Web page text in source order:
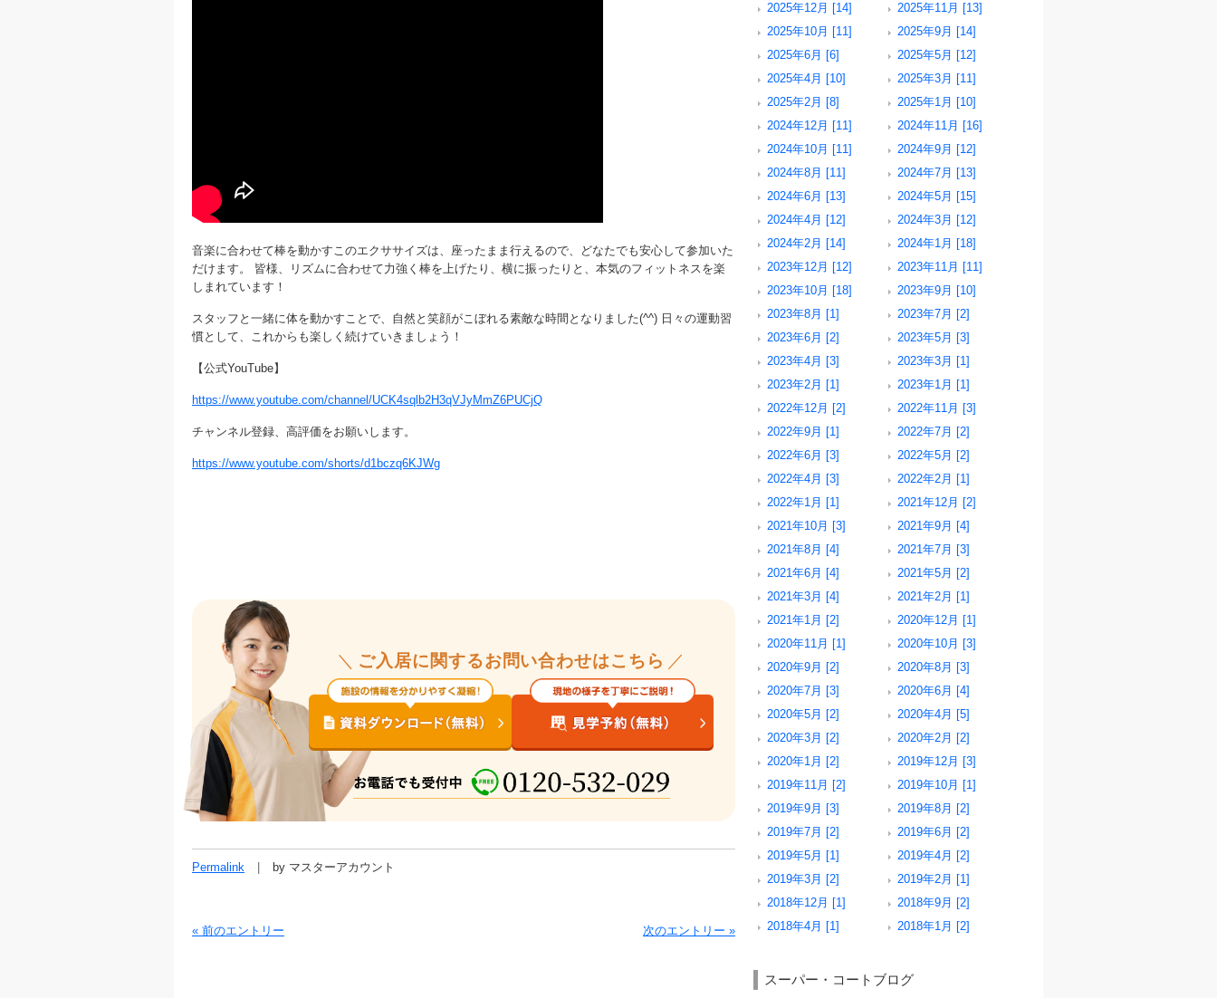
音楽に合わせて棒を動かすこのエクササイズは、座ったまま行えるので、どなたでも安心して参加いた
だけます。 皆様、リズムに合わせて力強く棒を上げたり、横に振ったりと、本気のフィットネスを楽
しまれています！
スタッフと一緒に体を動かすことで、自然と笑顔がこぼれる素敵な時間となりました(^^) 日々の運動習
慣として、これからも楽しく続けていきましょう！
【公式YouTube】
https://www.youtube.com/channel/UCK4sqlb2H3qVJyMmZ6PUCjQ
チャンネル登録、高評価をお願いします。
https://www.youtube.com/shorts/d1bczq6KJWg
＼ ご入居に関するお問い合わせはこちら ／
Permalink by マスターアカウント
« 前のエントリー 次のエントリー »
2025年12月 [14]
2025年11月 [13]
2025年10月 [11]
2025年9月 [14]
2025年6月 [6]
2025年5月 [12]
2025年4月 [10]
2025年3月 [11]
2025年2月 [8]
2025年1月 [10]
2024年12月 [11]
2024年11月 [16]
2024年10月 [11]
2024年9月 [12]
2024年8月 [11]
2024年7月 [13]
2024年6月 [13]
2024年5月 [15]
2024年4月 [12]
2024年3月 [12]
2024年2月 [14]
2024年1月 [18]
2023年12月 [12]
2023年11月 [11]
2023年10月 [18]
2023年9月 [10]
2023年8月 [1]
2023年7月 [2]
2023年6月 [2]
2023年5月 [3]
2023年4月 [3]
2023年3月 [1]
2023年2月 [1]
2023年1月 [1]
2022年12月 [2]
2022年11月 [3]
2022年9月 [1]
2022年7月 [2]
2022年6月 [3]
2022年5月 [2]
2022年4月 [3]
2022年2月 [1]
2022年1月 [1]
2021年12月 [2]
2021年10月 [3]
2021年9月 [4]
2021年8月 [4]
2021年7月 [3]
2021年6月 [4]
2021年5月 [2]
2021年3月 [4]
2021年2月 [1]
2021年1月 [2]
2020年12月 [1]
2020年11月 [1]
2020年10月 [3]
2020年9月 [2]
2020年8月 [3]
2020年7月 [3]
2020年6月 [4]
2020年5月 [2]
2020年4月 [5]
2020年3月 [2]
2020年2月 [2]
2020年1月 [2]
2019年12月 [3]
2019年11月 [2]
2019年10月 [1]
2019年9月 [3]
2019年8月 [2]
2019年7月 [2]
2019年6月 [2]
2019年5月 [1]
2019年4月 [2]
2019年3月 [2]
2019年2月 [1]
2018年12月 [1]
2018年9月 [2]
2018年4月 [1]
2018年1月 [2]
スーパー・コートブログ